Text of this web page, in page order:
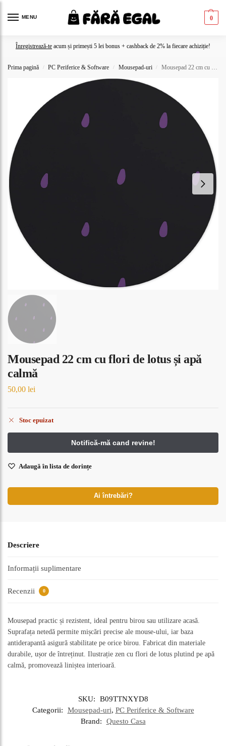
MENU 0
Înregistrează-te acum și primești 5 lei bonus + cashback de 2% la fiecare achiziție!
Prima pagină / PC Periferice & Software / Mousepad-uri / Mousepad 22 cm cu flori de lotus și apă calmă
Mousepad 22 cm cu flori de lotus și apă
calmă
50,00 lei
Stoc epuizat
Adaugă în lista de dorințe
Ai întrebări?
Descriere
Informații suplimentare
Recenzii 0
Mousepad practic și rezistent, ideal pentru birou sau utilizare acasă.
Suprafața netedă permite mișcări precise ale mouse-ului, iar baza
antiderapantă asigură stabilitate pe orice birou. Fabricat din materiale
durabile, ușor de întreținut. Ilustrație zen cu flori de lotus plutind pe apă
calmă, promovează liniștea interioară.
SKU:
B09TTNXYD8
Categorii:
Mousepad-uri, PC Periferice & Software
Brand:
Questo Casa